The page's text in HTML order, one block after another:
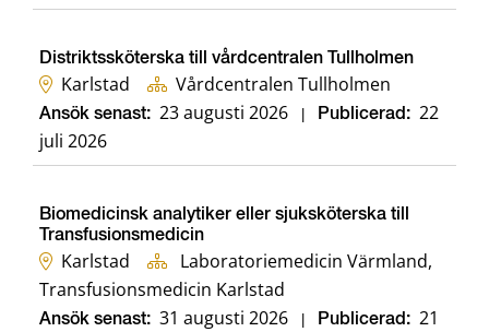
Distriktssköterska till vårdcentralen Tullholmen
Karlstad Vårdcentralen Tullholmen
Ansök senast: 23 augusti 2026 Publicerad: 22
juli 2026
Biomedicinsk analytiker eller sjuksköterska till
Transfusionsmedicin
Karlstad
Laboratoriemedicin Värmland,
Transfusionsmedicin Karlstad
Ansök senast: 31 augusti 2026 Publicerad: 21